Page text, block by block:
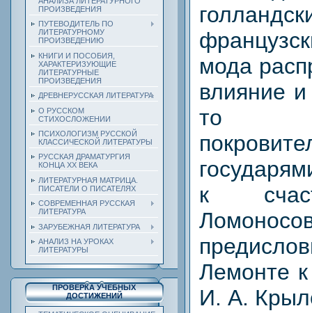
ПРОИЗВЕДЕНИЯ
ПУТЕВОДИТЕЛЬ ПО
ЛИТЕРАТУРНОМУ
ПРОИЗВЕДЕНИЮ
КНИГИ И ПОСОБИЯ,
ХАРАКТЕРИЗУЮЩИЕ
ЛИТЕРАТУРНЫЕ
ПРОИЗВЕДЕНИЯ
ДРЕВНЕРУССКАЯ ЛИТЕРАТУРА
О РУССКОМ
СТИХОСЛОЖЕНИИ
ПСИХОЛОГИЗМ РУССКОЙ
КЛАССИЧЕСКОЙ ЛИТЕРАТУРЫ
РУССКАЯ ДРАМАТУРГИЯ
КОНЦА ХХ ВЕКА
ЛИТЕРАТУРНАЯ МАТРИЦА.
ПИСАТЕЛИ О ПИСАТЕЛЯХ
СОВРЕМЕННАЯ РУССКАЯ
ЛИТЕРАТУРА
ЗАРУБЕЖНАЯ ЛИТЕРАТУРА
АНАЛИЗ НА УРОКАХ
ЛИТЕРАТУРЫ
ПРОВЕРКА УЧЕБНЫХ
ДОСТИЖЕНИЙ
мода
влияние
то
к
Лемонте
И. А.